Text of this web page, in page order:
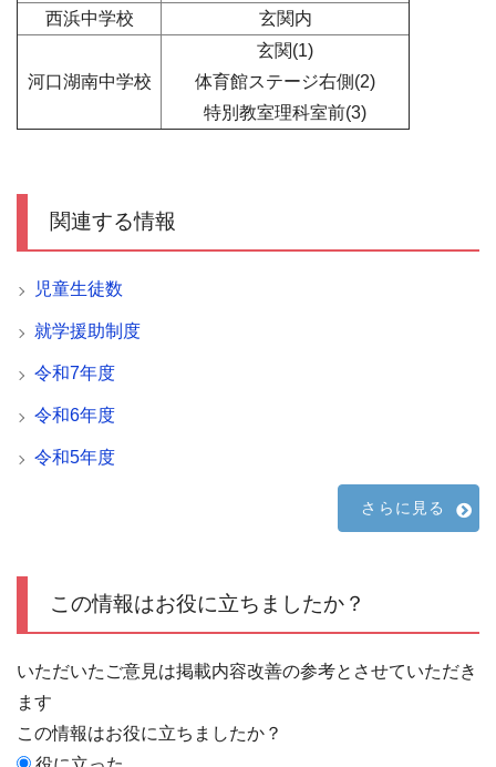
西浜中学校
玄関内
河口湖南中学校
玄関(1)
体育館ステージ右側(2)
特別教室理科室前(3)
関連する情報
児童生徒数
就学援助制度
令和7年度
令和6年度
令和5年度
さらに見る
この情報はお役に立ちましたか？
いただいたご意見は掲載内容改善の参考とさせていただき
ます
この情報はお役に立ちましたか？